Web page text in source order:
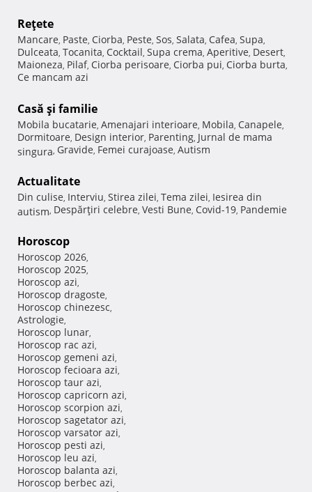
Reţete
Mancare, Paste, Ciorba, Peste, Sos, Salata, Cafea, Supa,
Dulceata, Tocanita, Cocktail, Supa crema, Aperitive, Desert,
Maioneza, Pilaf, Ciorba perisoare, Ciorba pui, Ciorba burta,
Ce mancam azi
Casă şi familie
Mobila bucatarie, Amenajari interioare, Mobila, Canapele,
Dormitoare, Design interior, Parenting, Jurnal de mama
singura, Gravide, Femei curajoase, Autism
Actualitate
Din culise, Interviu, Stirea zilei, Tema zilei, Iesirea din
autism, Despărţiri celebre, Vesti Bune, Covid-19, Pandemie
Horoscop
Horoscop 2026,
Horoscop 2025,
Horoscop azi,
Horoscop dragoste,
Horoscop chinezesc,
Astrologie,
Horoscop lunar,
Horoscop rac azi,
Horoscop gemeni azi,
Horoscop fecioara azi,
Horoscop taur azi,
Horoscop capricorn azi,
Horoscop scorpion azi,
Horoscop sagetator azi,
Horoscop varsator azi,
Horoscop pesti azi,
Horoscop leu azi,
Horoscop balanta azi,
Horoscop berbec azi,